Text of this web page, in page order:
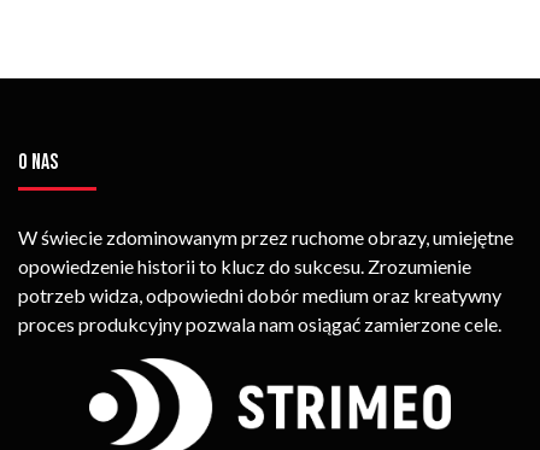
O NAS
W świecie zdominowanym przez ruchome obrazy, umiejętne
opowiedzenie historii to klucz do sukcesu. Zrozumienie
potrzeb widza, odpowiedni dobór medium oraz kreatywny
proces produkcyjny pozwala nam osiągać zamierzone cele.